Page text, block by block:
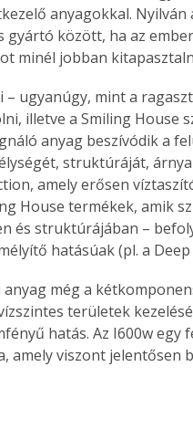
A
megoldás,
anyagokkal.
gyártó között, ha az
minél jobban
– ugyanúgy, mint a
illetve a Smiling House
anyag beszívódik a
struktúráját,
amely erősen
House termékek, amik
és struktúrá­jában –
hatásúak (pl. a Deep
anyag még a
területek
hatás. Az I600w
amely viszont jelentősen